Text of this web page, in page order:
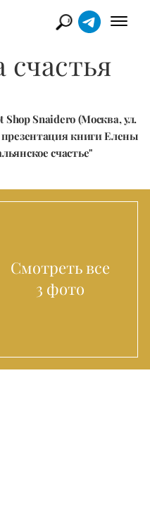
счастья
Shop Snaidero (Москва, ул.
презентация книги Елены
счастье"
Смотреть все
3 фото